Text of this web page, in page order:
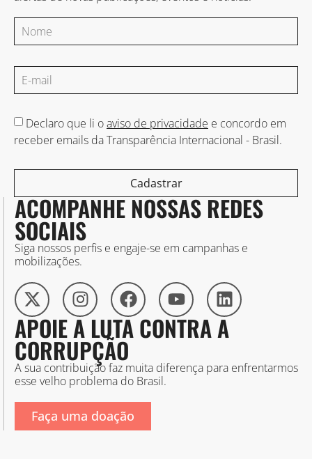
Declaro que li oaviso de privacidade e concordo em
receber emails da Transparência Internacional - Brasil.
Cadastrar
ACOMPANHE NOSSAS REDES
SOCIAIS
Siga nossos perfis e engaje-se em campanhas e
mobilizações.
APOIE A LUTA CONTRA A
CORRUPÇÃO
A sua contribuição faz muita diferença para enfrentarmos
esse velho problema do Brasil.
Faça uma doação